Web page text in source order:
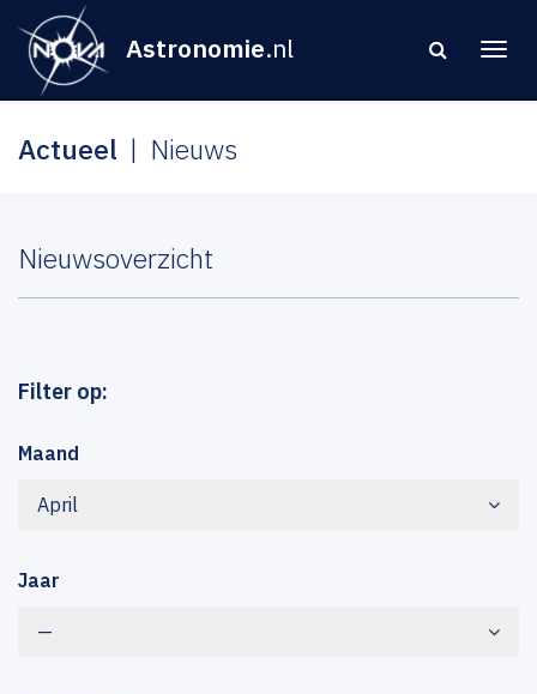
Astronomie.nl
Actueel Nieuws
Nieuwsoverzicht
Filter op:
Maand
April
Jaar
—